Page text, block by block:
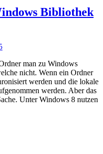
Bibliothek
man zu Windows
nicht. Wenn ein Ordner
werden und die lokale
werden. Aber das
Unter Windows 8 nutzen